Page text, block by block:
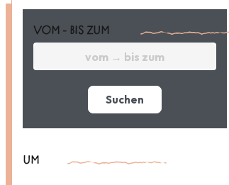
VOM - BIS ZUM
Suchen
UM